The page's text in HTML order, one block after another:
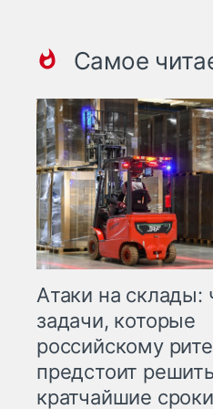
Самое
Атаки на склады:
задачи, которые
российскому
предстоит
кратчайшие сроки